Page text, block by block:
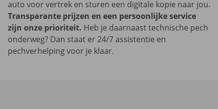
auto voor vertrek en sturen een digitale kopie naar jou.
Transparante prijzen en een persoonlijke service
zijn onze prioriteit. Heb je daarnaast technische pech
onderweg? Dan staat er 24/7 assistentie en
pechverhelping voor je klaar.